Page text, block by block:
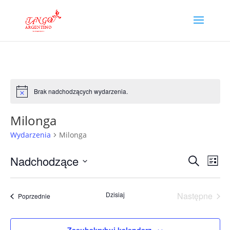
Powiadomienie
Brak nadchodzących wydarzenia.
Milonga
Wydarzenia Milonga
SzukajLista
Nadchodzące
PoprzednieWydarzenia Dzisiaj
Następne